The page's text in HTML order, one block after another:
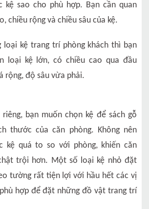
kệ sao cho phù hợp. Bạn cần quan
chiều rộng và chiều sâu của kệ.
loại kệ trang trí phòng khách thì bạn
loại kệ lớn, có chiều cao qua đầu
rộng, độ sâu vừa phải.
riêng, bạn muốn chọn kệ để sách gỗ
thước của căn phòng. Không nên
kệ quá to so với phòng, khiến căn
trội hơn. Một số loại kệ nhỏ đặt
tường rất tiện lợi với hầu hết các vị
hợp để đặt những đồ vật trang trí